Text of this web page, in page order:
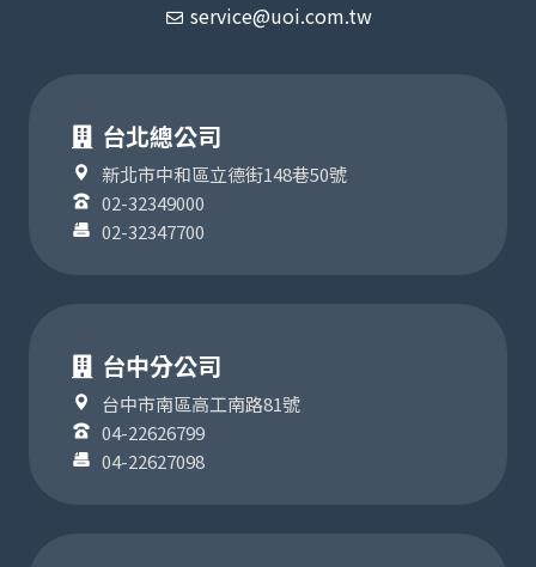
service@uoi.com.tw
台北總公司
新北市中和區立德街148巷50號
02-32349000
02-32347700
台中分公司
台中市南區高工南路81號
04-22626799
04-22627098